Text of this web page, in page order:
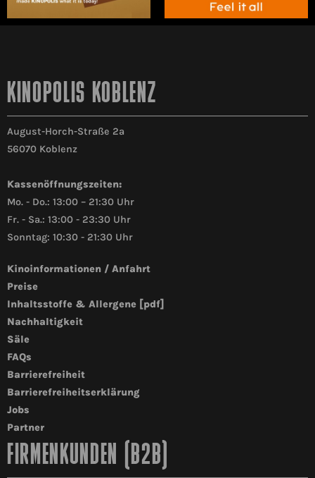
KINOPOLIS KOBLENZ
August-Horch-Straße 2a
56070 Koblenz
Kassenöffnungszeiten:
Mo. - Do.: 13:00 – 21:30 Uhr
Fr. - Sa.: 13:00 - 23:30 Uhr
Sonntag: 10:30 - 21:30 Uhr
Kinoinformationen / Anfahrt
Preise
Inhaltsstoffe & Allergene [pdf]
Nachhaltigkeit
Säle
FAQs
Barrierefreiheit
Barrierefreiheitserklärung
Jobs
Partner
FIRMENKUNDEN (B2B)